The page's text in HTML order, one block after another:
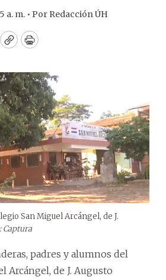
a. m. • Por Redacción ÚH
CopyPrint
San Miguel Arcángel, de J.
Captura
padres y alumnos del
Arcángel, de J. Augusto